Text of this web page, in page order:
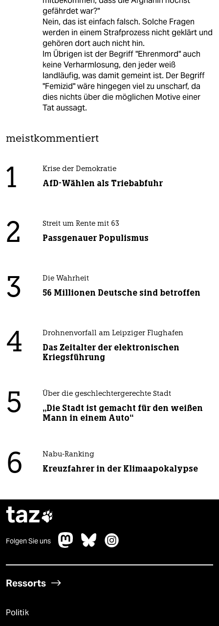
gefährdet war?"
Nein, das ist einfach falsch. Solche Fragen
werden in einem Strafprozess nicht geklärt und
gehören dort auch nicht hin.
Im Übrigen ist der Begriff "Ehrenmord" auch
keine Verharmlosung, den jeder weiß
landläufig, was damit gemeint ist. Der Begriff
"Femizid" wäre hingegen viel zu unscharf, da
dies nichts über die möglichen Motive einer
Tat aussagt.
meistkommentiert
1 Krise der Demokratie
AfD-Wählen als Triebabfuhr
2 Streit um Rente mit 63
Passgenauer Populismus
3 Die Wahrheit
56 Millionen Deutsche sind betroffen
4 Drohnenvorfall am Leipziger Flughafen
Das Zeitalter der elektronischen
Kriegsführung
5 Über die geschlechtergerechte Stadt
„Die Stadt ist gemacht für den weißen
Mann in einem Auto“
6 Nabu-Ranking
Kreuzfahrer in der Klimaapokalypse
taz
Folgen Sie uns
Ressorts
Politik